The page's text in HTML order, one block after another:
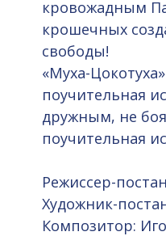
кровожадным
крошечных
свободы!
«Муха-
поучительная
дружным, не
поучительная
Режиссер-
Художник-
Композитор: